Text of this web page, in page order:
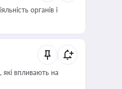
органів і
впливають на